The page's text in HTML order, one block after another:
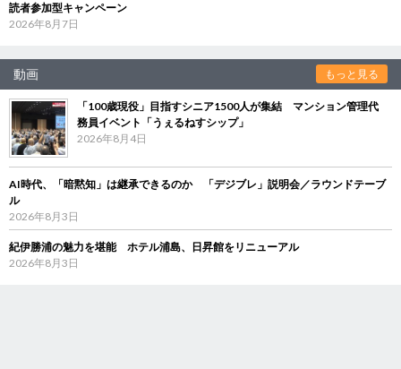
読者参加型キャンペーン
2026年8月7日
動画 もっと見る
「100歳現役」目指すシニア1500人が集結 マンション管理代
務員イベント「うぇるねすシップ」
2026年8月4日
AI時代、「暗黙知」は継承できるのか 「デジブレ」説明会／ラウンドテーブ
ル
2026年8月3日
紀伊勝浦の魅力を堪能 ホテル浦島、日昇館をリニューアル
2026年8月3日